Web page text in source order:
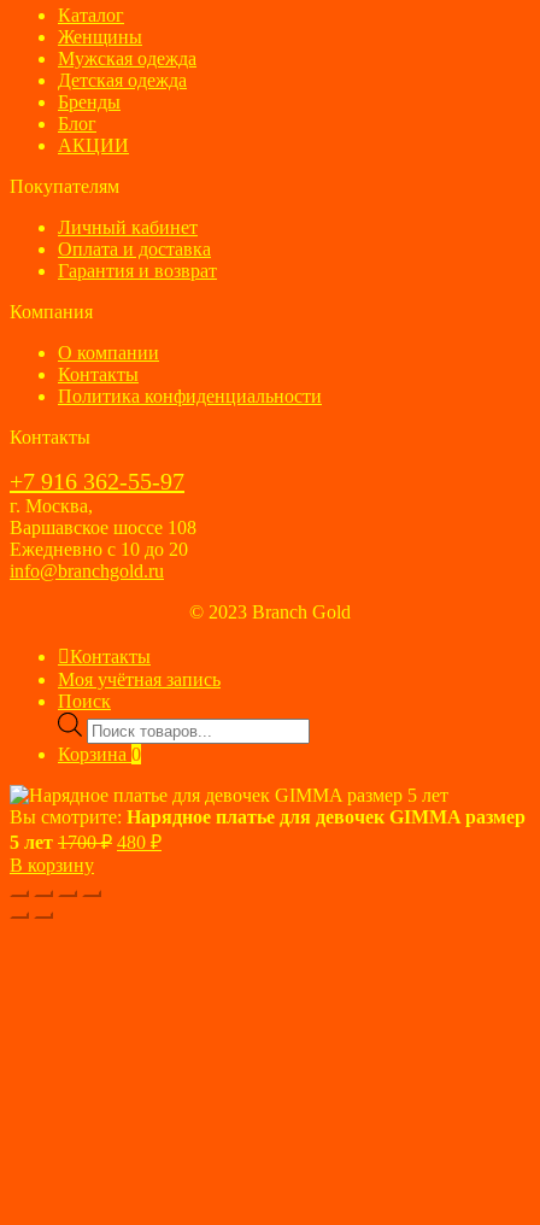
Каталог
Женщины
Мужская одежда
Детская одежда
Бренды
Блог
АКЦИИ
Покупателям
Личный кабинет
Оплата и доставка
Гарантия и возврат
Компания
О компании
Контакты
Политика конфиденциальности
Контакты
+7 916 362-55-97
г. Москва,
Варшавское шоссе 108
Ежедневно с 10 до 20
info@branchgold.ru
© 2023 Branch Gold
Контакты
Моя учётная запись
Поиск
Поиск
товаров
Корзина 0
Вы смотрите: Нарядное платье для девочек GIMMA размер
5 лет 1700₽ Первоначальная
480 ₽Текущая
В корзину